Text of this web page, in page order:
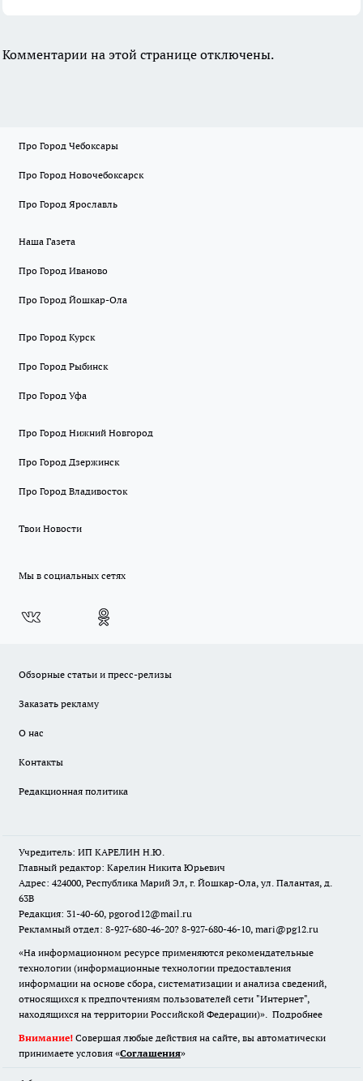
Комментарии на этой странице отключены.
Про Город Чебоксары
Про Город Новочебоксарск
Про Город Ярославль
Наша Газета
Про Город Иваново
Про Город Йошкар-Ола
Про Город Курск
Про Город Рыбинск
Про Город Уфа
Про Город Нижний Новгород
Про Город Дзержинск
Про Город Владивосток
Твои Новости
Мы в социальных сетях
Обзорные статьи и пресс-релизы
Заказать рекламу
О нас
Контакты
Редакционная политика
Учредитель: ИП КАРЕЛИН Н.Ю.
Главный редактор: Карелин Никита Юрьевич
Адрес: 424000, Республика Марий Эл, г. Йошкар-Ола, ул. Палантая, д.
63В
Редакция: 31-40-60, pgorod12@mail.ru
Рекламный отдел: 8-927-680-46-20? 8-927-680-46-10, mari@pg12.ru
«На информационном ресурсе применяются рекомендательные
технологии (информационные технологии предоставления
информации на основе сбора, систематизации и анализа сведений,
относящихся к предпочтениям пользователей сети "Интернет",
находящихся на территории Российской Федерации)». Подробнее
Внимание! Совершая любые действия на сайте, вы автоматически
принимаете условия «Cоглашения»